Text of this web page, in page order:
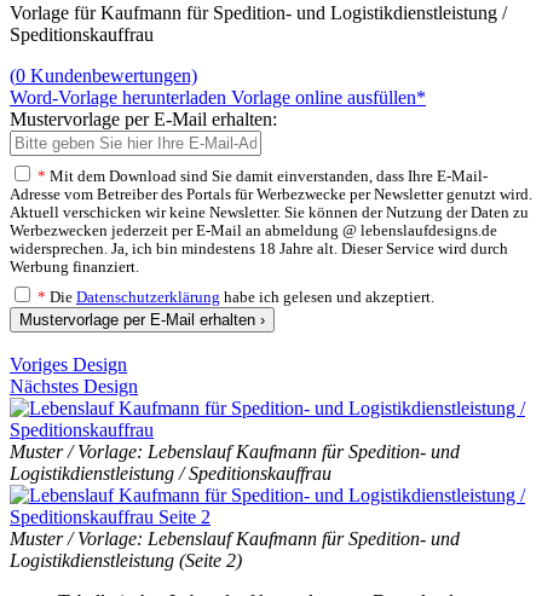
Vorlage für Kaufmann für Spedition- und Logistikdienstleistung /
Speditionskauffrau
(0 Kundenbewertungen)
Word-Vorlage herunterladen Vorlage online ausfüllen*
Mustervorlage per E-Mail erhalten:
* Mit dem Download sind Sie damit einverstanden, dass Ihre E-Mail-
Adresse vom Betreiber des Portals für Werbezwecke per Newsletter genutzt wird.
Aktuell verschicken wir keine Newsletter. Sie können der Nutzung der Daten zu
Werbezwecken jederzeit per E-Mail an abmeldung @ lebenslaufdesigns.de
widersprechen. Ja, ich bin mindestens 18 Jahre alt. Dieser Service wird durch
Werbung finanziert.
* Die Datenschutzerklärung habe ich gelesen und akzeptiert.
Mustervorlage per E-Mail erhalten ›
Voriges Design
Nächstes Design
Muster / Vorlage: Lebenslauf Kaufmann für Spedition- und
Logistikdienstleistung / Speditionskauffrau
Muster / Vorlage: Lebenslauf Kaufmann für Spedition- und
Logistikdienstleistung (Seite 2)